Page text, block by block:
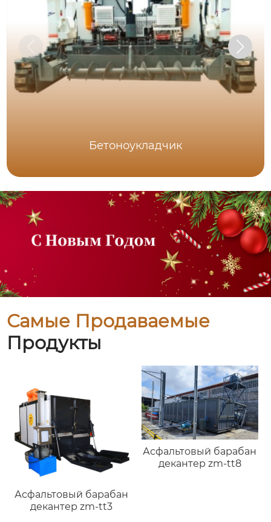
Бетоноукладчик
Самые Продаваемые
Продукты
Асфальтовый барабан
декантер zm-tt3
Асфальтовый барабан
декантер zm-tt8